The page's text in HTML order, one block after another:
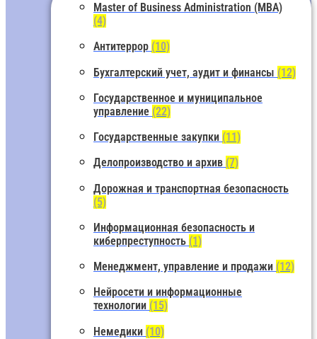
Master of Business Administration (MBA)
(4)
Антитеррор (10)
Бухгалтерский учет, аудит и финансы (12)
Государственное и муниципальное
управление (22)
Государственные закупки (11)
Делопроизводство и архив (7)
Дорожная и транспортная безопасность
(5)
Информационная безопасность и
киберпреступность (1)
Менеджмент, управление и продажи (12)
Нейросети и информационные
технологии (15)
Немедики (10)